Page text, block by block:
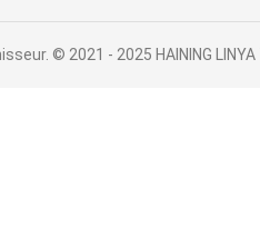
© 2021 - 2025 HAINING LINYA